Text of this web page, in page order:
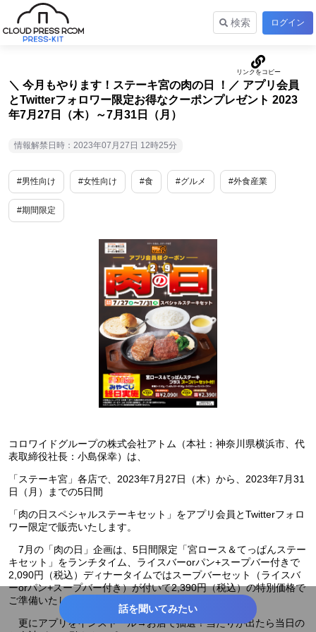
検索 ログイン
＼ 今月もやります！ステーキ宮の肉の日 ！／ アプリ会員
とTwitterフォロワー限定お得なクーポンプレゼント 2023
年7月27日（木）～7月31日（月）
情報解禁日時：2023年07月27日 12時25分
#男性向け #女性向け #食 #グルメ #外食産業
#期間限定
コロワイドグループの株式会社アトム（本社：神奈川県横浜市、代
表取締役社長：小島保幸）は、
「ステーキ宮」各店で、2023年7月27日（木）から、2023年7月31
日（月）までの5日間
「肉の日スペシャルステーキセット」をアプリ会員とTwitterフォロ
ワー限定で販売いたします。
7月の「肉の日」企画は、5日間限定「宮ロース＆てっぱんステー
キセット」をランチタイム、ライスバーorパン+スープバー付きで
2,090円（税込）ディナータイムではスープバーセット（ライスバ
ーorパン+スープバー付き）が付いて2,390円（税込）の特別価格で
ご準備いたします。
更にアプリをインストール→お店で抽選！当たりが出たら当日の
話を聞いてみたい